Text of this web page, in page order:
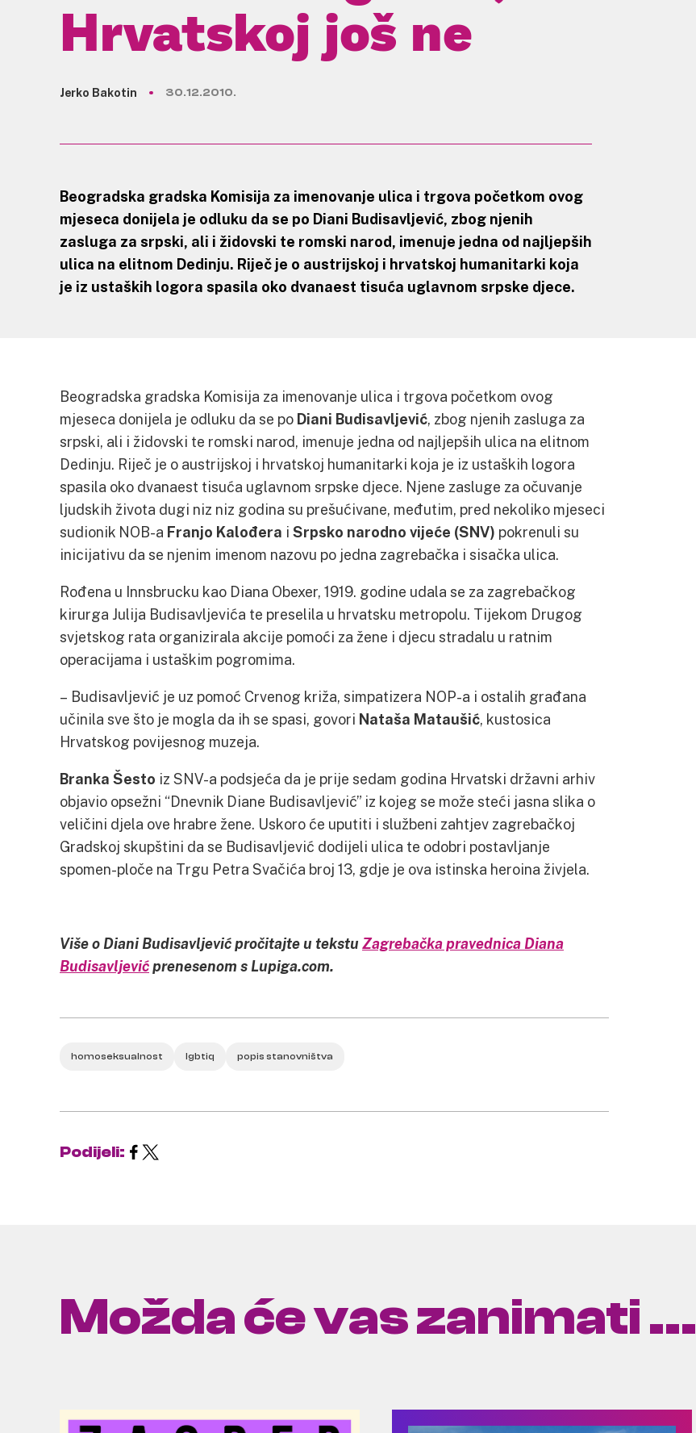
Hrvatskoj još ne
Jerko Bakotin 30.12.2010.
Beogradska gradska Komisija za imenovanje ulica i trgova početkom ovog
mjeseca donijela je odluku da se po Diani Budisavljević, zbog njenih
zasluga za srpski, ali i židovski te romski narod, imenuje jedna od najljepših
ulica na elitnom Dedinju. Riječ je o austrijskoj i hrvatskoj humanitarki koja
je iz ustaških logora spasila oko dvanaest tisuća uglavnom srpske djece.
Beogradska gradska Komisija za imenovanje ulica i trgova početkom ovog
mjeseca donijela je odluku da se po Diani Budisavljević, zbog njenih zasluga za
srpski, ali i židovski te romski narod, imenuje jedna od najljepših ulica na elitnom
Dedinju. Riječ je o austrijskoj i hrvatskoj humanitarki koja je iz ustaških logora
spasila oko dvanaest tisuća uglavnom srpske djece. Njene zasluge za očuvanje
ljudskih života dugi niz niz godina su prešućivane, međutim, pred nekoliko mjeseci
sudionik NOB-a Franjo Kalođera i Srpsko narodno vijeće (SNV) pokrenuli su
inicijativu da se njenim imenom nazovu po jedna zagrebačka i sisačka ulica.
Rođena u Innsbrucku kao Diana Obexer, 1919. godine udala se za zagrebačkog
kirurga Julija Budisavljevića te preselila u hrvatsku metropolu. Tijekom Drugog
svjetskog rata organizirala akcije pomoći za žene i djecu stradalu u ratnim
operacijama i ustaškim pogromima.
– Budisavljević je uz pomoć Crvenog križa, simpatizera NOP-a i ostalih građana
učinila sve što je mogla da ih se spasi, govori Nataša Mataušić, kustosica
Hrvatskog povijesnog muzeja.
Branka Šesto iz SNV-a podsjeća da je prije sedam godina Hrvatski državni arhiv
objavio opsežni “Dnevnik Diane Budisavljević” iz kojeg se može steći jasna slika o
veličini djela ove hrabre žene. Uskoro će uputiti i službeni zahtjev zagrebačkoj
Gradskoj skupštini da se Budisavljević dodijeli ulica te odobri postavljanje
spomen-ploče na Trgu Petra Svačića broj 13, gdje je ova istinska heroina živjela.
Više o Diani Budisavljević pročitajte u tekstu Zagrebačka pravednica Diana
Budisavljevićprenesenom s Lupiga.com.
homoseksualnost lgbtiq popis stanovništva
Podijeli:
Možda će vas zanimati ...